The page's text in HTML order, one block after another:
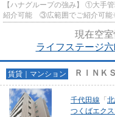
【ハナグループの強み】 ①大手
紹介可能 ③広範囲でご紹介可
現在空室
ライフステージ
賃貸｜マンション ＲＩＮＫＳ
千代田線 「
つくばエク